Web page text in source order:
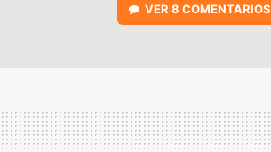
VER 8 COMENTARIOS